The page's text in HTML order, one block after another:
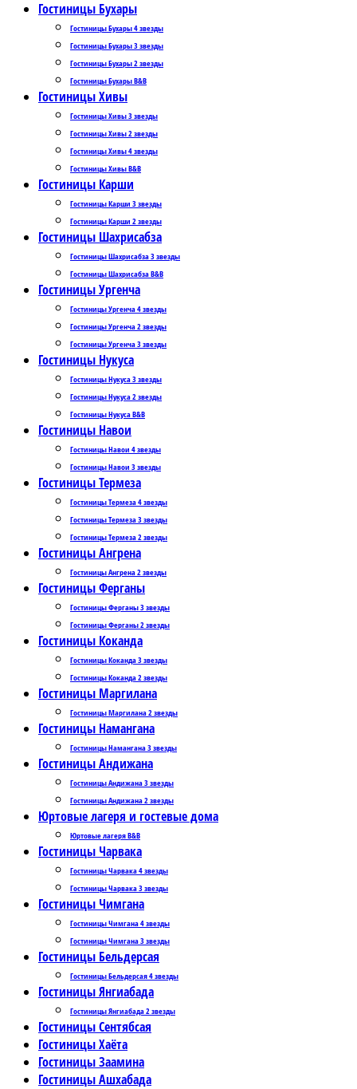
Гостиницы Бухары
Гостиницы Бухары 4 звезды
Гостиницы Бухары 3 звезды
Гостиницы Бухары 2 звезды
Гостиницы Бухары B&B
Гостиницы Хивы
Гостиницы Хивы 3 звезды
Гостиницы Хивы 2 звезды
Гостиницы Хивы 4 звезды
Гостиницы Хивы B&B
Гостиницы Карши
Гостиницы Карши 3 звезды
Гостиницы Карши 2 звезды
Гостиницы Шахрисабза
Гостиницы Шахрисабза 3 звезды
Гостиницы Шахрисабза B&B
Гостиницы Ургенча
Гостиницы Ургенча 4 звезды
Гостиницы Ургенча 2 звезды
Гостиницы Ургенча 3 звезды
Гостиницы Нукуса
Гостиницы Нукуса 3 звезды
Гостиницы Нукуса 2 звезды
Гостиницы Нукуса B&B
Гостиницы Навои
Гостиницы Навои 4 звезды
Гостиницы Навои 3 звезды
Гостиницы Термеза
Гостиницы Термеза 4 звезды
Гостиницы Термеза 3 звезды
Гостиницы Термеза 2 звезды
Гостиницы Ангрена
Гостиницы Ангрена 2 звезды
Гостиницы Ферганы
Гостиницы Ферганы 3 звезды
Гостиницы Ферганы 2 звезды
Гостиницы Коканда
Гостиницы Коканда 3 звезды
Гостиницы Коканда 2 звезды
Гостиницы Маргилана
Гостиницы Маргилана 2 звезды
Гостиницы Намангана
Гостиницы Намангана 3 звезды
Гостиницы Андижана
Гостиницы Андижана 3 звезды
Гостиницы Андижана 2 звезды
Юртовые лагеря и гостевые дома
Юртовые лагеря B&B
Гостиницы Чарвака
Гостиницы Чарвака 4 звезды
Гостиницы Чарвака 3 звезды
Гостиницы Чимгана
Гостиницы Чимгана 4 звезды
Гостиницы Чимгана 3 звезды
Гостиницы Бельдерсая
Гостиницы Бельдерсая 4 звезды
Гостиницы Янгиабада
Гостиницы Янгиабада 2 звезды
Гостиницы Сентябсая
Гостиницы Хаёта
Гостиницы Заамина
Гостиницы Ашхабада